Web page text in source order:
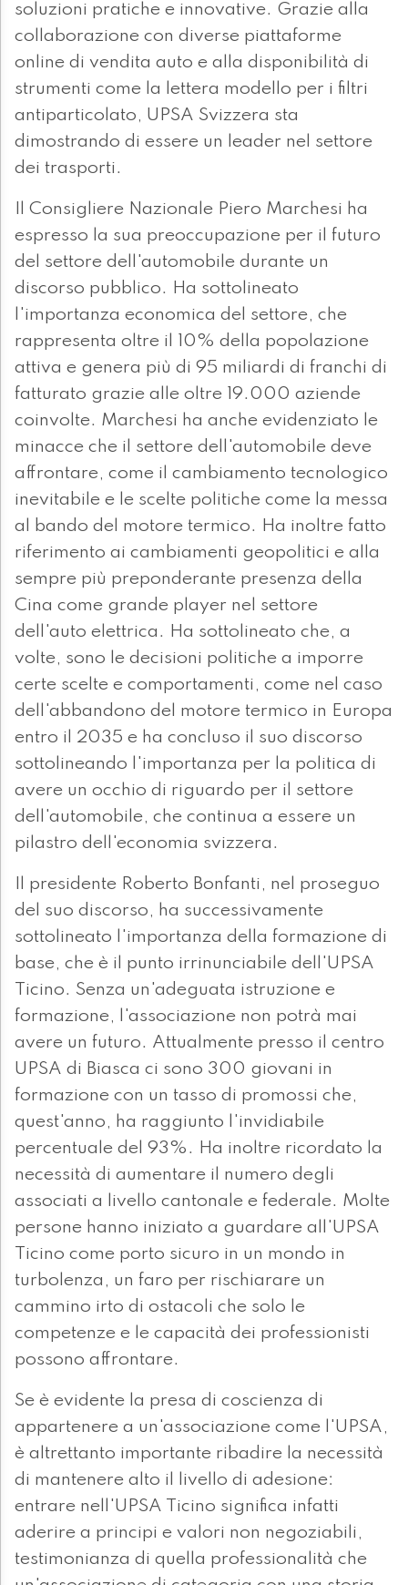
soluzioni pratiche e innovative. Grazie alla
collaborazione con diverse piattaforme
online di vendita auto e alla disponibilità di
strumenti come la lettera modello per i filtri
antiparticolato, UPSA Svizzera sta
dimostrando di essere un leader nel settore
dei trasporti.
Il Consigliere Nazionale Piero Marchesi ha
espresso la sua preoccupazione per il futuro
del settore dell'automobile durante un
discorso pubblico. Ha sottolineato
l'importanza economica del settore, che
rappresenta oltre il 10% della popolazione
attiva e genera più di 95 miliardi di franchi di
fatturato grazie alle oltre 19.000 aziende
coinvolte. Marchesi ha anche evidenziato le
minacce che il settore dell'automobile deve
affrontare, come il cambiamento tecnologico
inevitabile e le scelte politiche come la messa
al bando del motore termico. Ha inoltre fatto
riferimento ai cambiamenti geopolitici e alla
sempre più preponderante presenza della
Cina come grande player nel settore
dell'auto elettrica. Ha sottolineato che, a
volte, sono le decisioni politiche a imporre
certe scelte e comportamenti, come nel caso
dell'abbandono del motore termico in Europa
entro il 2035 e ha concluso il suo discorso
sottolineando l'importanza per la politica di
avere un occhio di riguardo per il settore
dell'automobile, che continua a essere un
pilastro dell'economia svizzera.
Il presidente Roberto Bonfanti, nel proseguo
del suo discorso, ha successivamente
sottolineato l'importanza della formazione di
base, che è il punto irrinunciabile dell'UPSA
Ticino. Senza un'adeguata istruzione e
formazione, l'associazione non potrà mai
avere un futuro. Attualmente presso il centro
UPSA di Biasca ci sono 300 giovani in
formazione con un tasso di promossi che,
quest'anno, ha raggiunto l'invidiabile
percentuale del 93%. Ha inoltre ricordato la
necessità di aumentare il numero degli
associati a livello cantonale e federale. Molte
persone hanno iniziato a guardare all'UPSA
Ticino come porto sicuro in un mondo in
turbolenza, un faro per rischiarare un
cammino irto di ostacoli che solo le
competenze e le capacità dei professionisti
possono affrontare.
Se è evidente la presa di coscienza di
appartenere a un'associazione come l'UPSA,
è altrettanto importante ribadire la necessità
di mantenere alto il livello di adesione:
entrare nell'UPSA Ticino significa infatti
aderire a principi e valori non negoziabili,
testimonianza di quella professionalità che